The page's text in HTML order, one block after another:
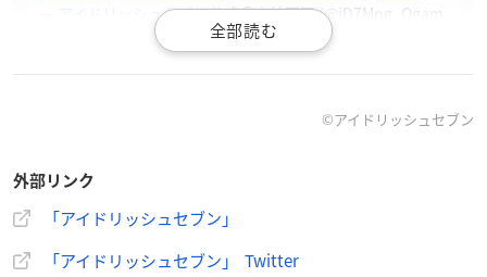
アイドリッシュセブン公式＠大神万理 (@iD7Mng_Ogam
August 20, 2023
アイドルたちのプロフィールの更新や、今回新たにマネー
ナ８周年
— アイドリッシュセブン公式＠大神万理 (@iD7Mng_Ogam
©アイドリッシュセブン
外部リンク
「アイドリッシュセブン」
「アイドリッシュセブン」 Twitter